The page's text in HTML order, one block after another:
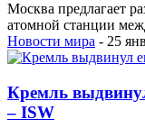
Москва предлагает
атомной станции
Новости мира - 25
Кремль
– ISW